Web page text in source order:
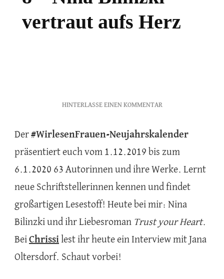
vertraut aufs Herz
HINTERLASSE EINEN KOMMENTARZU
NINA
BILINZKI
AUFS
HERZ
Der #WirlesenFrauen-Neujahrskalender
präsentiert euch vom 1.12.2019 bis zum
6.1.2020 63 Autorinnen und ihre Werke. Lernt
neue Schriftstellerinnen kennen und findet
großartigen Lesestoff! Heute bei mir: Nina
Bilinzki und ihr Liebesroman Trust your Heart.
Bei Chrissi lest ihr heute ein Interview mit Jana
Oltersdorf. Schaut vorbei!